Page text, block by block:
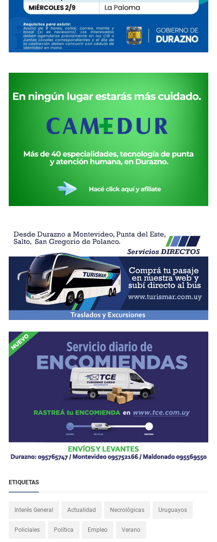
ETIQUETAS
Interés General Actualidad Necrológicas Uruguayos
Policiales Política Empleo Verano